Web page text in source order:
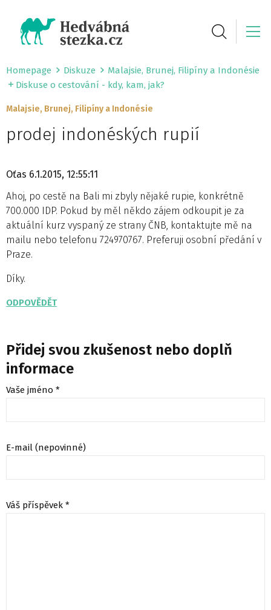
Homepage Diskuze
Malajsie, Brunej, Filipíny a Indonésie
Diskuse o cestování - kdy, kam, jak?
Malajsie, Brunej, Filipíny a Indonésie
prodej indonéských rupií
Oťas 6.1.2015, 12:55:11
Ahoj, po cestě na Bali mi zbyly nějaké rupie, konkrétně
700.000 IDP. Pokud by měl někdo zájem odkoupit je za
aktuální kurz vyspaný ze strany ČNB, kontaktujte mě na
mailu nebo telefonu 724970767. Preferuji osobní předání v
Praze.
Díky.
ODPOVĚDĚT
Přidej svou zkušenost nebo doplň
informace
Vaše jméno *
E-mail (nepovinné)
Váš příspěvek *